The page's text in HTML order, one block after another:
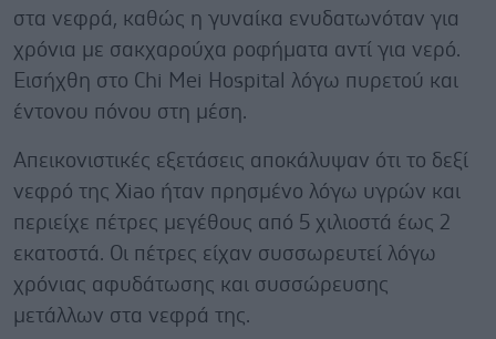
στα νεφρά, καθώς η γυναίκα ενυδατωνόταν για
χρόνια με σακχαρούχα ροφήματα αντί για νερό.
Εισήχθη στο Chi Mei Hospital λόγω πυρετού και
έντονου πόνου στη μέση.
Απεικονιστικές εξετάσεις αποκάλυψαν ότι το δεξί
νεφρό της Xiao ήταν πρησμένο λόγω υγρών και
περιείχε πέτρες μεγέθους από 5 χιλιοστά έως 2
εκατοστά. Οι πέτρες είχαν συσσωρευτεί λόγω
χρόνιας αφυδάτωσης και συσσώρευσης
μετάλλων στα νεφρά της.